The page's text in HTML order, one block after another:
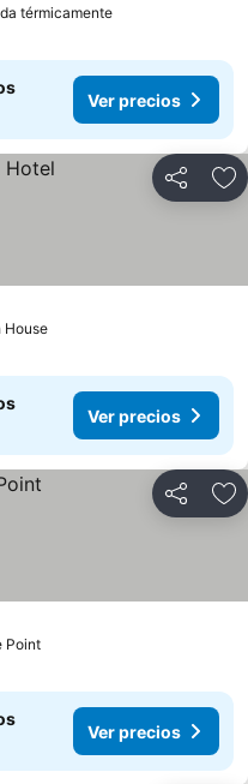
térmicamenteVer precios
Ver precios
Compartir
HouseVer precios
Ver precios
Compartir
PointVer precios
Ver precios